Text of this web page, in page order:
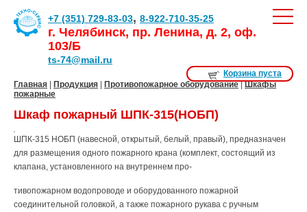
Корзина пуста
+7 (351) 729-83-03, 8-922-710-35-25
г. Челябинск, пр. Ленина, д. 2, оф.
103/Б
ts-74@mail.ru
Главная Продукция Противопожарное оборудование|Шкафы
пожарные
Шкаф пожарный ШПК-315(НОБП)
ШПК-315 НОБП (навесной, открытый, белый, правый), предназначен
для размещения одного пожарного крана (комплект, состоящий из
клапана, установленного на внутреннем про-
тивопожарном водопроводе и оборудованного пожарной
соединительной головкой, а также пожарного рукава с ручным